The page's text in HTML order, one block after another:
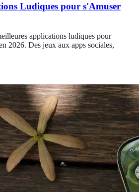
Ludiques pour s'Amuser
applications ludiques pour
2026. Des jeux aux apps sociales,